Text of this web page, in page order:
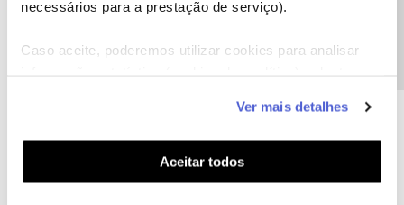
necessários para a prestação de serviço).
Caso aceite, poderemos utilizar cookies para analisar
funcionalidades (cookies de personalização e
funcionalidade) e adaptar anúncios aos seus interesses
(cookies de publicidade personalizada). Pode gerir a
utilização dos cookies clicando em "Configurar
Ver mais detalhes
Aceitar todos
Verifique no Menu de configurações da televisao, se tem a opção
problema pode ser na placa de controle, ai já tem de ir ao
representante da marca para reparar a televisao.